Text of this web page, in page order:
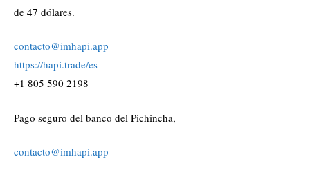
de 47 dólares.
contacto@imhapi.app
https://hapi.trade/es
+1 805 590 2198
Pago seguro del banco del Pichincha,
contacto@imhapi.app